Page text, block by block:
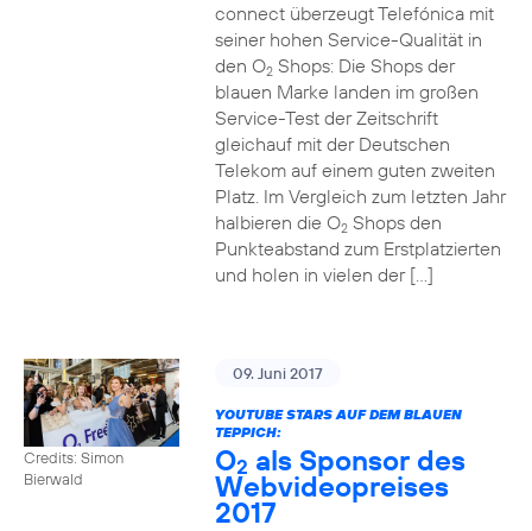
connect überzeugt Telefónica mit
seiner hohen Service-Qualität in
den O2Shops: Die Shops der
blauen Marke landen im großen
Service-Test der Zeitschrift
gleichauf mit der Deutschen
Telekom auf einem guten zweiten
Platz. Im Vergleich zum letzten Jahr
halbieren die O2Shops den
Punkteabstand zum Erstplatzierten
und holen in vielen der […]
Credits: Simon
Bierwald
09. Juni 2017
YOUTUBE STARS AUF DEM BLAUEN
TEPPICH:
O2 als Sponsor des
Webvideopreises
2017